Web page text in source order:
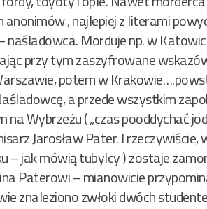
, najlepiej z literami
naśladowca. Morduje np. w
przy tym zaszyfrowane
potem w
a przede wszystkim
Wybrzeżu ( „czas pooddychać
Jarosław Pater. I rzeczywiście,
– jak mówią tubylcy ) zostaje
Paterowi – mianowicie
znaleziono zwłoki dwóch